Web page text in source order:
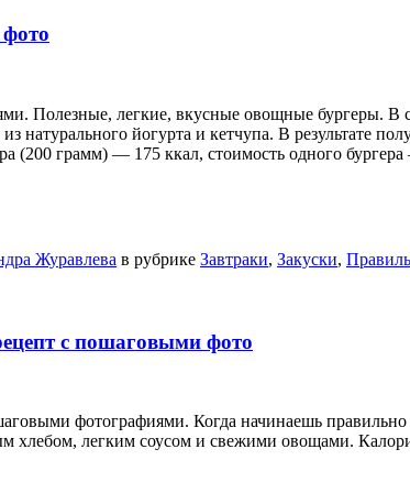
Полезные, легкие, вкусные овощные бургеры. В
натурального йогурта и кетчупа. В результате
(200 грамм) — 175 ккал, стоимость одного
Журавлева в рубрике Завтраки, Закуски,
с пошаговыми фото
фотографиями. Когда начинаешь
хлебом, легким соусом и свежими овощами.